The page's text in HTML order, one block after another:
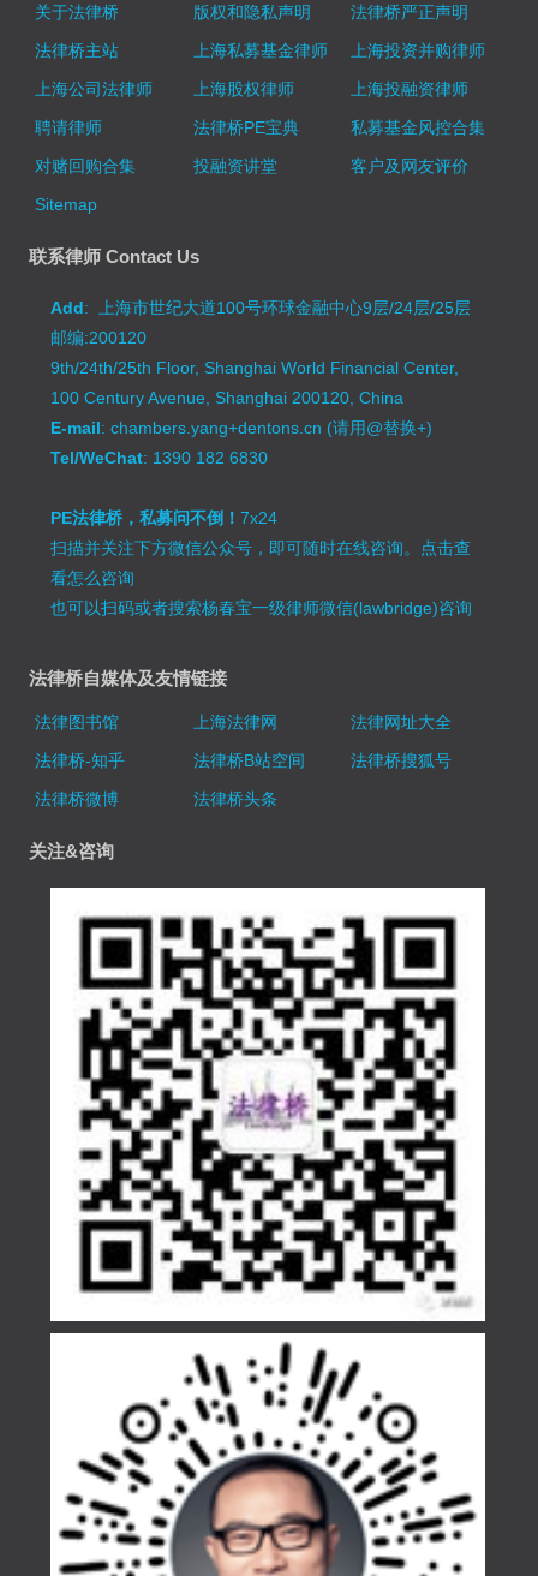
关于法律桥 版权和隐私声明
法律桥严正声明
法律桥主站
上海私募基金律师
上海投资并购律师
上海公司法律师
上海股权律师
上海投融资律师
聘请律师
法律桥PE宝典
私募基金风控合集
对赌回购合集
投融资讲堂
客户及网友评价
Sitemap
联系律师 Contact Us
Add: 上海市世纪大道100号环球金融中心9层/24层/25层
邮编:200120
9th/24th/25th Floor, Shanghai World Financial Center,
100 Century Avenue, Shanghai 200120, China
E-mail: chambers.yang+dentons.cn (请用@替换+)
Tel/WeChat: 1390 182 6830
PE法律桥，私募问不倒！7x24
扫描并关注下方微信公众号，即可随时在线咨询。 点击查
看怎么咨询
也可以扫码或者搜索杨春宝一级律师微信(lawbridge)咨询
法律桥自媒体及友情链接
法律图书馆 上海法律网
法律网址大全
法律桥-知乎
法律桥B站空间
法律桥搜狐号
法律桥微博
法律桥头条
关注&咨询